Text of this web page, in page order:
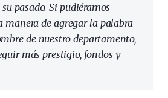
pasado. Si pudiéramos
manera de agregar la palabra
de nuestro departamento,
más prestigio, fondos y